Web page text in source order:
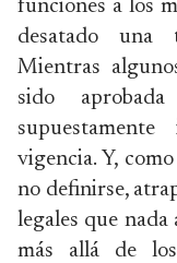
funciones a los
desatado una
Mientras
sido
vigencia. Y,
no definirse,
legales que
más allá de